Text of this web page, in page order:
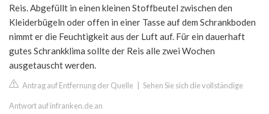
Reis. Abgefüllt in einen kleinen Stoffbeutel zwischen den
Kleiderbügeln oder offen in einer Tasse auf dem Schrankboden
nimmt er die Feuchtigkeit aus der Luft auf. Für ein dauerhaft
gutes Schrankklima sollte der Reis alle zwei Wochen
ausgetauscht werden.
Antrag auf Entfernung der Quelle Sehen Sie sich die vollständige
Antwort auf infranken.de an